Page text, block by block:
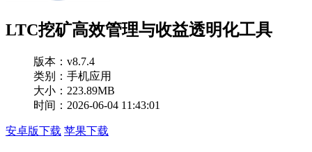
LTC挖矿高效管理与收益透明化工具
版本： v8.7.4
类别：手机应用
大小：223.89MB
时间：2026-06-04 11:43:01
安卓版下载 苹果下载